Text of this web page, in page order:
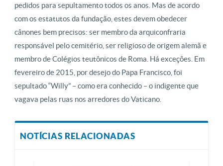
pedidos para sepultamento todos os anos. Mas de acordo
com os estatutos da fundação, estes devem obedecer
cânones bem precisos: ser membro da arquiconfraria
responsável pelo cemitério, ser religioso de origem alemã e
membro de Colégios teutônicos de Roma. Há exceções. Em
fevereiro de 2015, por desejo do Papa Francisco, foi
sepultado “Willy” – como era conhecido – o indigente que
vagava pelas ruas nos arredores do Vaticano.
NOTÍCIAS RELACIONADAS